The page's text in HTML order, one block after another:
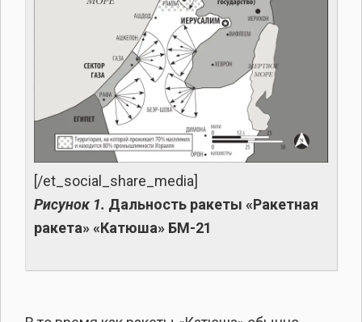
[/et_social_share_media]
Рисунок 1. Дальность ракеты «Ракетная
ракета» «Катюша» БМ-21